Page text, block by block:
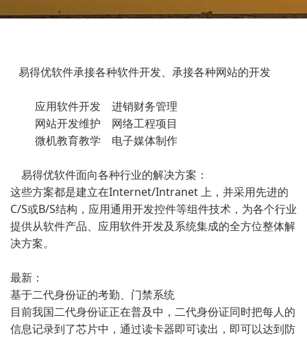
易得优软件承接各种软件开发、承接各种网站的开发
应用软件开发 进销财务管理
网站开发维护 网络工程项目
微机教育教学 电子媒体制作
易得优软件面向各种行业的解决方案：
这些方案都是建立在Internet/Intranet 上，并采用先进的
C/S或B/S结构，应用通用开发控件等组件技术，为各个行业
提供从软件产品、应用软件开发及系统集成的全方位整体解
决方案。
最新：
基于二代身份证的考勤、门禁系统
目前我国二代身份证正在普及中，二代身份证同时把每人的
信息记录到了芯片中，通过读卡器即可读出，即可以达到防